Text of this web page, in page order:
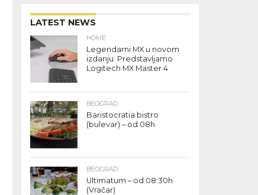
LATEST NEWS
HOME
Legendarni MX u novom
izdanju: Predstavljamo
Logitech MX Master 4
BEOGRAD
Baristocratia bistro
(bulevar) – od 08h
BEOGRAD
Ultimatum – od 08:30h
(Vračar)